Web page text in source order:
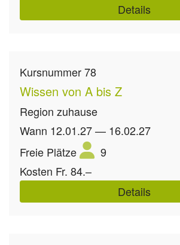
Details
Kursnummer78
Wissen von A bis Z
Region zuhause
Wann 12.01.27 — 16.02.27
Freie Plätze
9
Kosten Fr. 84.–
Details